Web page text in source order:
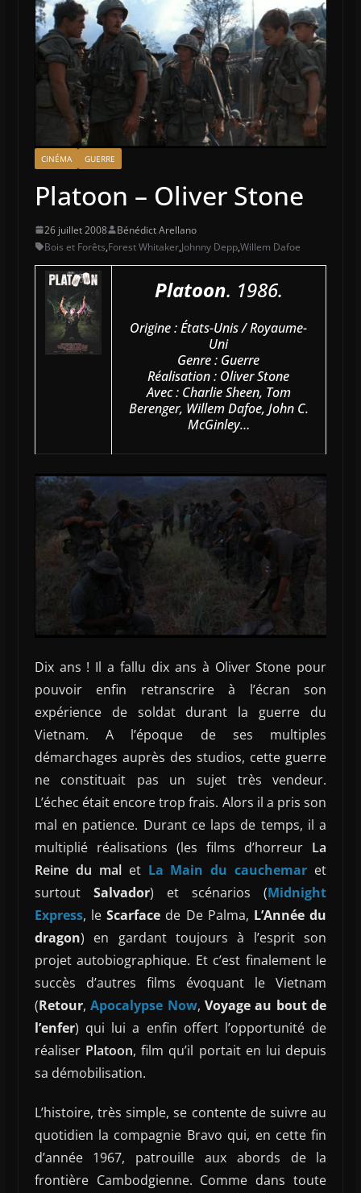
CINÉMA GUERRE
Platoon – Oliver Stone
26 juillet 2008
Bénédict Arellano
Bois et Forêts,Forest Whitaker,Johnny Depp,Willem Dafoe
Platoon. 1986.
Origine : États-Unis / Royaume-
Uni
Genre : Guerre
Réalisation : Oliver Stone
Avec : Charlie Sheen, Tom
Berenger, Willem Dafoe, John C.
McGinley…
Dix ans ! Il a fallu dix ans à Oliver Stone pour
pouvoir enfin retranscrire à l’écran son
expérience de soldat durant la guerre du
Vietnam. A l’époque de ses multiples
démarchages auprès des studios, cette guerre
ne constituait pas un sujet très vendeur.
L’échec était encore trop frais. Alors il a pris son
mal en patience. Durant ce laps de temps, il a
multiplié réalisations (les films d’horreur La
Reine du malet La Main du cauchemar et
surtout Salvador) et scénarios (Midnight
Express, leScarface de De Palma, L’Année du
dragon) en gardant toujours à l’esprit son
projet autobiographique. Et c’est finalement le
succès d’autres films évoquant le Vietnam
(Retour,Apocalypse Now,Voyage au bout de
l’enfer) qui lui a enfin offert l’opportunité de
réaliser Platoon, film qu’il portait en lui depuis
sa démobilisation.
L’histoire, très simple, se contente de suivre au
quotidien la compagnie Bravo qui, en cette fin
d’année 1967, patrouille aux abords de la
frontière Cambodgienne. Comme dans toute